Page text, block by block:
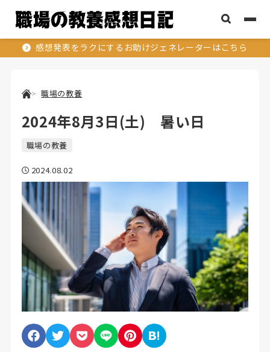
感想発表をラクにするお助けジェネレーターはこちら
職場の教養
2024年8月3日(土) 暑い日
職場の教養
2024.08.02